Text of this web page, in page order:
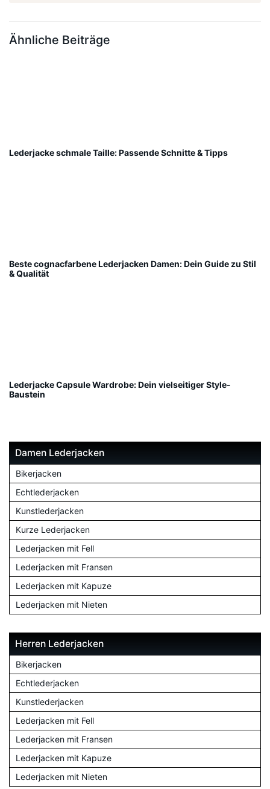
Ähnliche Beiträge
Lederjacke schmale Taille: Passende Schnitte & Tipps
Beste cognacfarbene Lederjacken Damen: Dein Guide zu Stil
& Qualität
Lederjacke Capsule Wardrobe: Dein vielseitiger Style-
Baustein
Damen Lederjacken
Bikerjacken
Echtlederjacken
Kunstlederjacken
Kurze Lederjacken
Lederjacken mit Fell
Lederjacken mit Fransen
Lederjacken mit Kapuze
Lederjacken mit Nieten
Herren Lederjacken
Bikerjacken
Echtlederjacken
Kunstlederjacken
Lederjacken mit Fell
Lederjacken mit Fransen
Lederjacken mit Kapuze
Lederjacken mit Nieten